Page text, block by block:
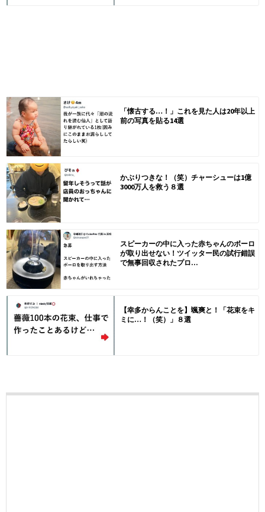
「懐古する…！」これを見た人は20年以上
前の写真を貼る14選
かぶりつきな！（笑）チャーシューは1億
3000万人を救う８選
スピーカーの中に入った赤ちゃんのボーロ
が取り出せない！ツイッター民の試行錯誤
で無事回収されたプロ...
【幸多からんことを】颯爽と！「花束をキ
ミに…！（笑）」８選